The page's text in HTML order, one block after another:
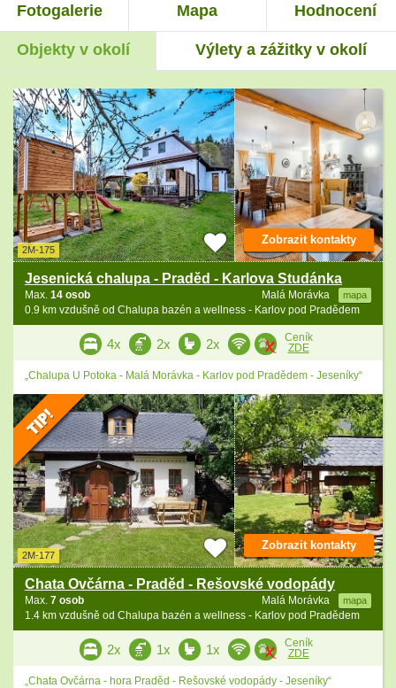
Fotogalerie Mapa Hodnocení
Objekty v okolí Výlety a zážitky v okolí
2M-175
Jesenická chalupa - Praděd - Karlova Studánka
Malá Morávka mapa
Max. 14 osob
0.9 km vzdušně od Chalupa bazén a wellness - Karlov pod Pradědem
Zobrazit kontakty
4x 2x 2x
Ceník
ZDE
„Chalupa U Potoka - Malá Morávka - Karlov pod Pradědem - Jeseníky“
2M-177
Chata Ovčárna - Praděd - Rešovské vodopády
Malá Morávka mapa
Max. 7 osob
1.4 km vzdušně od Chalupa bazén a wellness - Karlov pod Pradědem
Zobrazit kontakty
2x 1x 1x
Ceník
ZDE
„Chata Ovčárna - hora Praděd - Rešovské vodopády - Jeseníky“